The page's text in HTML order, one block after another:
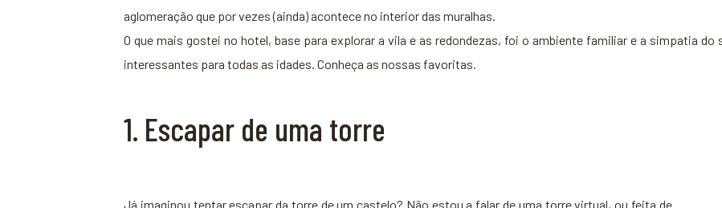
aglomeração que por vezes (ainda) acontece no interior das muralhas.
O que mais gostei no hotel, base para explorar a vila e as redondezas, foi o ambiente familiar e a simpatia
interessantes para todas as idades. Conheça as nossas favoritas.
1. Escapar de uma torre
Já imaginou tentar escapar da torre de um castelo? Não estou a falar de uma torre virtual, ou feita de